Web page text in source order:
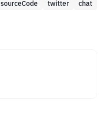
sourceCode twitter chat